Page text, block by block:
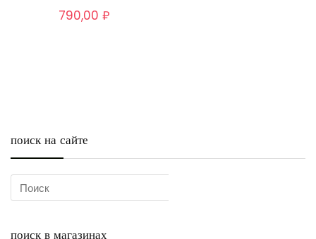
790,00 ₽
поиск на сайте
поиск в магазинах